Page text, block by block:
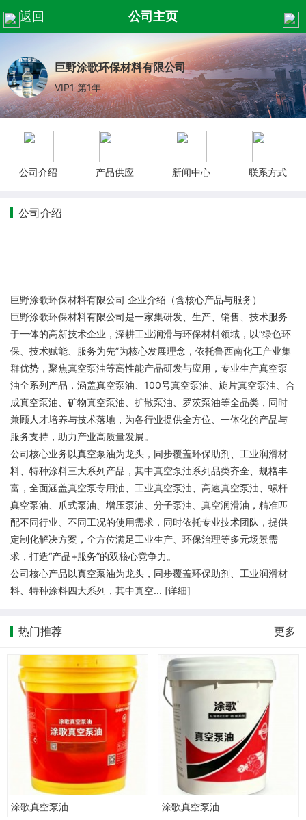
返回 公司主页
巨野涂歌环保材料有限公司
VIP1 第1年
公司介绍 产品供应 新闻中心 联系方式
公司介绍
巨野涂歌环保材料有限公司 企业介绍（含核心产品与服务）
巨野涂歌环保材料有限公司是一家集研发、生产、销售、技术服务
于一体的高新技术企业，深耕工业润滑与环保材料领域，以“绿色环
保、技术赋能、服务为先”为核心发展理念，依托鲁西南化工产业集
群优势，聚焦真空泵油等高性能产品研发与应用，专业生产真空泵
油全系列产品，涵盖真空泵油、100号真空泵油、旋片真空泵油、合
成真空泵油、矿物真空泵油、扩散泵油、罗茨泵油等全品类，同时
兼顾人才培养与技术落地，为各行业提供全方位、一体化的产品与
服务支持，助力产业高质量发展。
公司核心业务以真空泵油为龙头，同步覆盖环保助剂、工业润滑材
料、特种涂料三大系列产品，其中真空泵油系列品类齐全、规格丰
富，全面涵盖真空泵专用油、工业真空泵油、高速真空泵油、螺杆
真空泵油、爪式泵油、增压泵油、分子泵油、真空润滑油，精准匹
配不同行业、不同工况的使用需求，同时依托专业技术团队，提供
定制化解决方案，全方位满足工业生产、环保治理等多元场景需
求，打造“产品+服务”的双核心竞争力。
公司核心产品以真空泵油为龙头，同步覆盖环保助剂、工业润滑材
料、特种涂料四大系列，其中真空... [详细]
热门推荐 更多
涂歌真空泵油 涂歌真空泵油